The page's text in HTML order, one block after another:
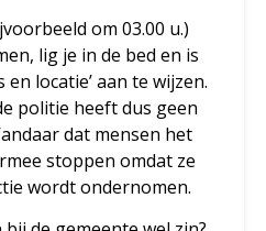
om 03.00 u.)
lig je in de bed en is
locatie’ aan te wijzen.
politie heeft dus geen
dat mensen het
stoppen omdat ze
wordt ondernomen.